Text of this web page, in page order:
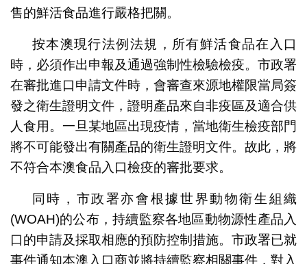
售的鮮活食品進行嚴格把關。
按本澳現行法例法規，所有鮮活食品在入口
時，必須作出申報及通過強制性檢驗檢疫。市政署
在審批進口申請文件時，會審查來源地權限當局簽
發之衛生證明文件，證明產品來自非疫區及適合供
人食用。一旦某地區出現疫情，當地衛生檢疫部門
將不可能發出有關產品的衛生證明文件。故此，將
不符合本澳食品入口檢疫的審批要求。
同時，市政署亦會根據世界動物衛生組織
(WOAH)的公布，持續監察各地區動物源性產品入
口的申請及採取相應的預防控制措施。市政署已就
事件通知本澳入口商並將持續監察相關事件，對入